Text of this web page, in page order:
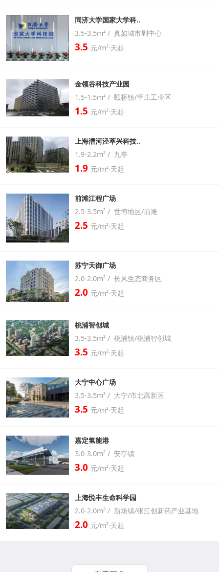
同济大学国家大学科..
3.5-3.5m² / 真如城市副中心
3.5 元/m²⋅天起
金领谷科技产业园
1.5-1.5m² / 颛桥镇/莘庄工业区
1.5 元/m²⋅天起
上海漕河泾萃兴科技..
1.9-2.2m² / 九亭
1.9 元/m²⋅天起
前滩江程广场
2.5-3.5m² / 世博地区/前滩
2.5 元/m²⋅天起
苏宁天御广场
2.0-2.0m² / 长风生态商务区
2.0 元/m²⋅天起
桃浦智创城
3.5-3.5m² / 桃浦镇/桃浦智创城
3.5 元/m²⋅天起
大宁中心广场
3.5-3.5m² / 大宁/市北高新区
3.5 元/m²⋅天起
嘉定氢能港
3.0-3.0m² / 安亭镇
3.0 元/m²⋅天起
上海悦丰生命科学园
2.0-2.0m² / 新场镇/张江创新药产业基地
2.0 元/m²⋅天起